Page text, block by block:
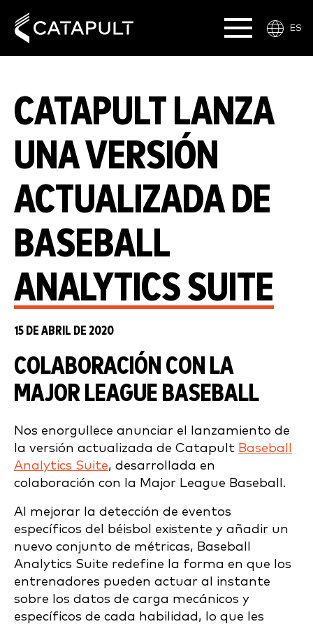
ES
CATAPULT LANZA
UNA VERSIÓN
ACTUALIZADA DE
BASEBALL
ANALYTICS SUITE
15 DE ABRIL DE 2020
COLABORACIÓN CON LA
MAJOR LEAGUE BASEBALL
Nos enorgullece anunciar el lanzamiento de
la versión actualizada de Catapult Baseball
Analytics Suite, desarrollada en
colaboración con la Major League Baseball.
Al mejorar la detección de eventos
específicos del béisbol existente y añadir un
nuevo conjunto de métricas, Baseball
Analytics Suite redefine la forma en que los
entrenadores pueden actuar al instante
sobre los datos de carga mecánicos y
específicos de cada habilidad, lo que les